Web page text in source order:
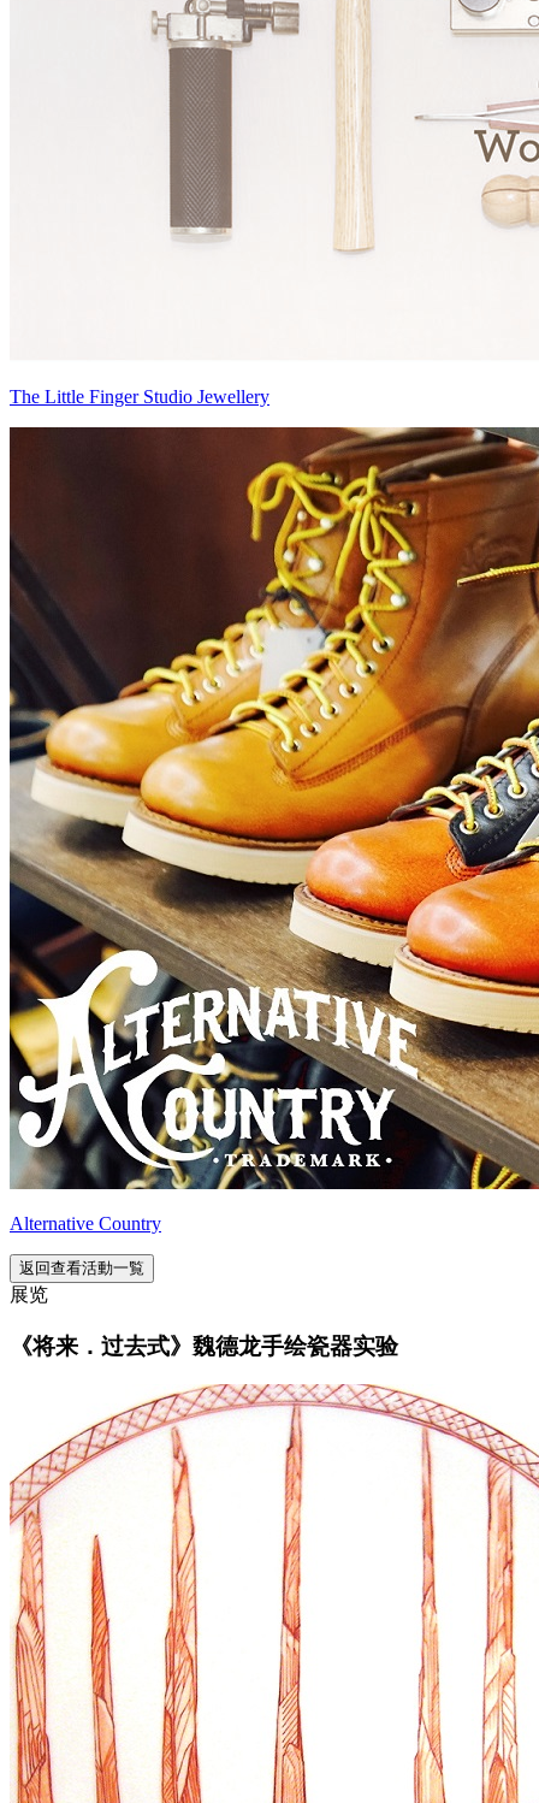
The Little Finger Studio Jewellery
Alternative Country
返回查看活動一覧
展览
《将来．过去式》魏德龙手绘瓷器实验